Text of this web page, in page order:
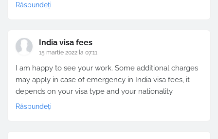
Răspundeți
India visa fees
15 martie 2022 la 07:11
I am happy to see your work. Some additional charges
may apply in case of emergency in India visa fees, it
depends on your visa type and your nationality.
Răspundeți